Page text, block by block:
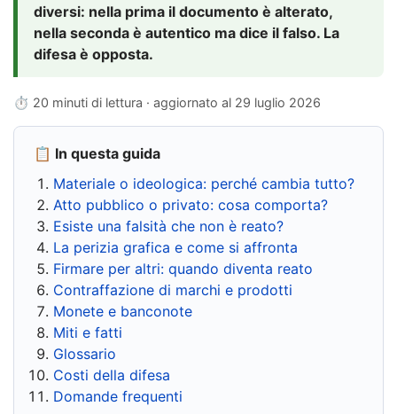
diversi: nella prima il documento è alterato,
nella seconda è autentico ma dice il falso. La
difesa è opposta.
⏱ 20 minuti di lettura · aggiornato al 29 luglio 2026
📋 In questa guida
Materiale o ideologica: perché cambia tutto?
Atto pubblico o privato: cosa comporta?
Esiste una falsità che non è reato?
La perizia grafica e come si affronta
Firmare per altri: quando diventa reato
Contraffazione di marchi e prodotti
Monete e banconote
Miti e fatti
Glossario
Costi della difesa
Domande frequenti